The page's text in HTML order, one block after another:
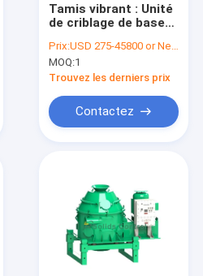
Tamis vibrant : Unité
de criblage de base
d'équipement de
contrôle avancé des
solides
Prix:USD 275-45800 or Negotiable
MOQ:1
Trouvez les derniers prix
Contactez